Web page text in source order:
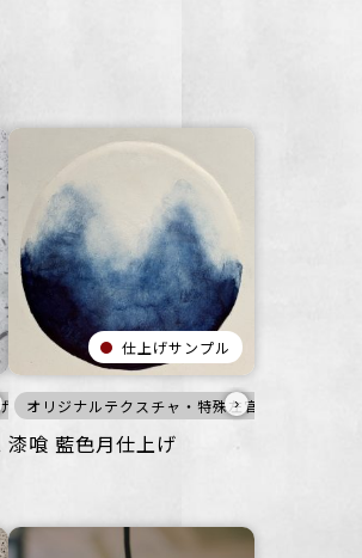
オフィス
オフィス 住空間 商業空間
住空間 商業空間 宿泊施設
白 メタル 壁 床 家具・什器
仕上げサンプル
オリジナルテクスチャ・特殊左官
›
漆喰 藍色月仕上げ